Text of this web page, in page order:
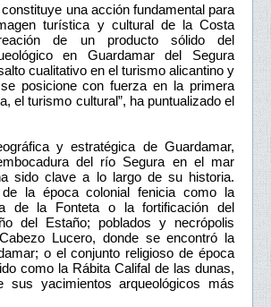
una acción fundamental para
turística y cultural de la Costa
de un producto sólido del
en Guardamar del Segura
cualitativo en el turismo alicantino y
posicione con fuerza en la primera
el turismo cultural”, ha puntualizado el
y estratégica de Guardamar,
del río Segura en el mar
sido clave a lo largo de su historia.
de la época colonial fenicia como la
de la Fonteta o la fortificación del
del Estaño; poblados y necrópolis
Lucero, donde se encontró la
o el conjunto religioso de época
como la Rábita Califal de las dunas,
sus yacimientos arqueológicos más